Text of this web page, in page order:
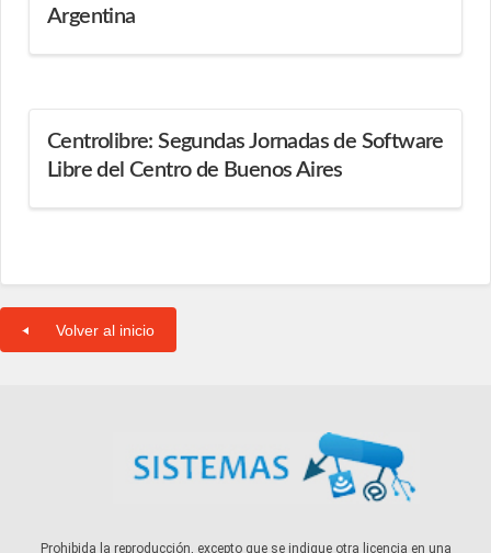
Argentina
Centrolibre: Segundas Jornadas de Software
Libre del Centro de Buenos Aires
Volver al inicio
Prohibida la reproducción, excepto que se indique otra licencia en una